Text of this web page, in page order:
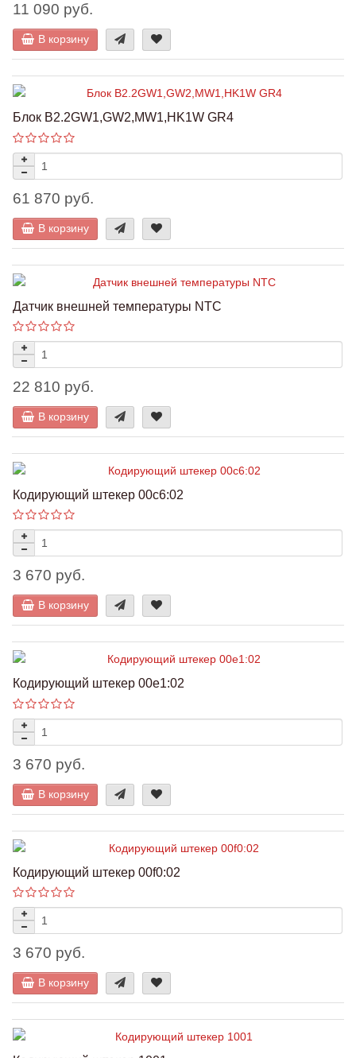
11 090 руб.
В корзину
Блок B2.2GW1,GW2,MW1,HK1W GR4
61 870 руб.
В корзину
Датчик внешней температуры NTC
22 810 руб.
В корзину
Кодирующий штекер 00c6:02
3 670 руб.
В корзину
Кодирующий штекер 00e1:02
3 670 руб.
В корзину
Кодирующий штекер 00f0:02
3 670 руб.
В корзину